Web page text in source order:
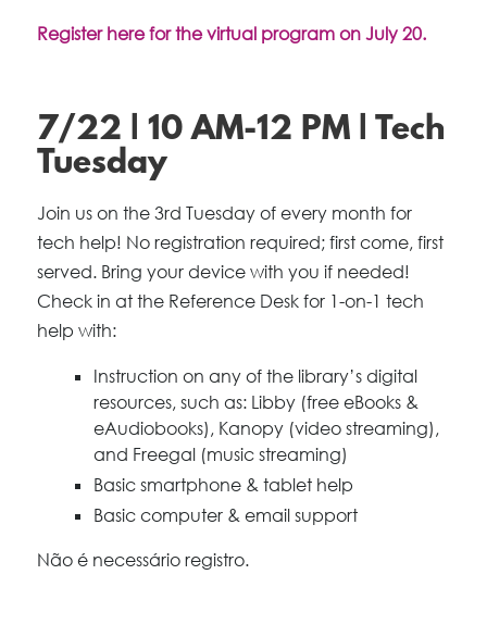
Register here for the virtual program on July 20.
7/22 | 10 AM-12 PM | Tech
Tuesday
Join us on the 3rd Tuesday of every month for
tech help! No registration required; first come, first
served. Bring your device with you if needed!
Check in at the Reference Desk for 1-on-1 tech
help with:
Instruction on any of the library’s digital
resources, such as: Libby (free eBooks &
eAudiobooks), Kanopy (video streaming),
and Freegal (music streaming)
Basic smartphone & tablet help
Basic computer & email support
Não é necessário registro.